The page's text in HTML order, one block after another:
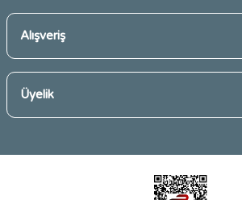
Alışveriş
Üyelik